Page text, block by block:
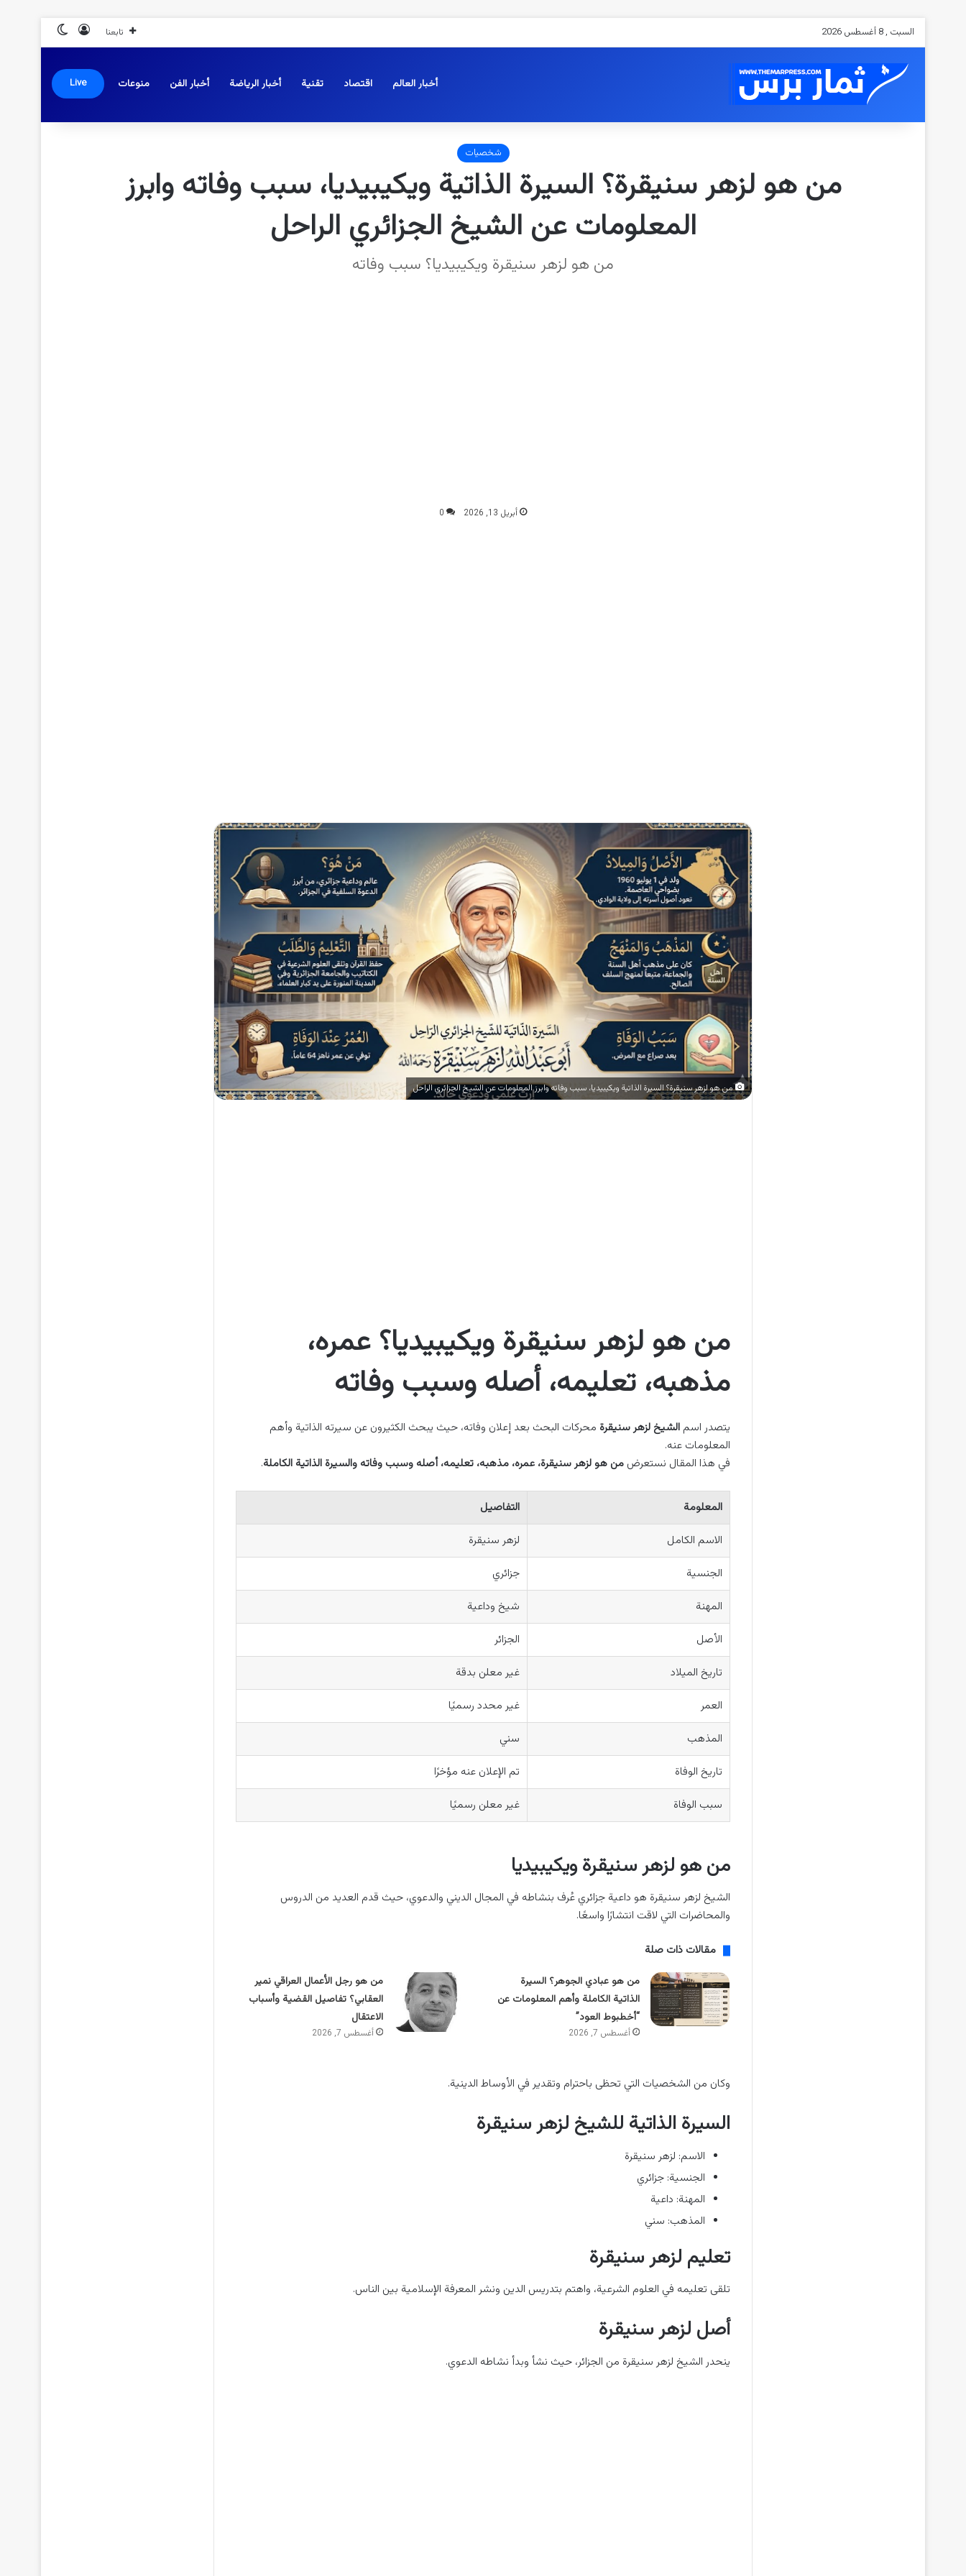
السبت , 8 أغسطس 2026 تابعنا تسجيل الدخول
أخبار العالم اقتصاد تقنية أخبار الرياضة أخبار الفن منوعات Live
شخصيات
من هو لزهر سنيقرة؟ السيرة الذاتية ويكيبيديا، سبب وفاته وابرز
المعلومات عن الشيخ الجزائري الراحل
من هو لزهر سنيقرة ويكيبيديا؟ سبب وفاته
أبريل 13, 2026 0
من هو لزهر سنيقرة؟ السيرة الذاتية ويكيبيديا، سبب وفاته وابرز المعلومات عن الشيخ الجزائري الراحل
من هو لزهر سنيقرة ويكيبيديا؟ عمره،
مذهبه، تعليمه، أصله وسبب وفاته
يتصدر اسم الشيخ لزهر سنيقرة محركات البحث بعد إعلان وفاته، حيث يبحث الكثيرون عن سيرته الذاتية وأهم
المعلومات عنه.
في هذا المقال نستعرض من هو لزهر سنيقرة، عمره، مذهبه، تعليمه، أصله وسبب وفاته والسيرة الذاتية الكاملة.
المعلومة
التفاصيل
الاسم الكامل
لزهر سنيقرة
الجنسية
جزائري
المهنة
شيخ وداعية
الأصل
الجزائر
تاريخ الميلاد
غير معلن بدقة
العمر
غير محدد رسميًا
المذهب
سني
تاريخ الوفاة
تم الإعلان عنه مؤخرًا
سبب الوفاة
غير معلن رسميًا
من هو لزهر سنيقرة ويكيبيديا
الشيخ لزهر سنيقرة هو داعية جزائري عُرف بنشاطه في المجال الديني والدعوي، حيث قدم العديد من الدروس
والمحاضرات التي لاقت انتشارًا واسعًا.
مقالات ذات صلة
من هو عبادي الجوهر؟ السيرة
الذاتية الكاملة وأهم المعلومات عن
“أخطبوط العود”
أغسطس 7, 2026
من هو رجل الأعمال العراقي نمير
العقابي؟ تفاصيل القضية وأسباب
الاعتقال
أغسطس 7, 2026
وكان من الشخصيات التي تحظى باحترام وتقدير في الأوساط الدينية.
السيرة الذاتية للشيخ لزهر سنيقرة
الاسم: لزهر سنيقرة
الجنسية: جزائري
المهنة: داعية
المذهب: سني
تعليم لزهر سنيقرة
تلقى تعليمه في العلوم الشرعية، واهتم بتدريس الدين ونشر المعرفة الإسلامية بين الناس.
أصل لزهر سنيقرة
ينحدر الشيخ لزهر سنيقرة من الجزائر، حيث نشأ وبدأ نشاطه الدعوي.